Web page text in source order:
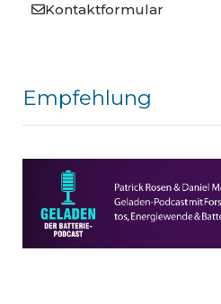
Kontaktformular
Empfehlung